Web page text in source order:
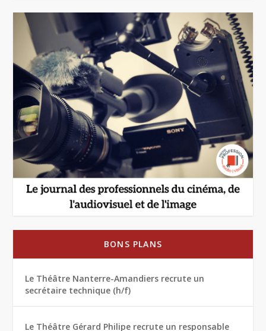
BONS PLANS
Le Théâtre Nanterre-Amandiers recrute un
secrétaire technique (h/f)
Le Théâtre Gérard Philipe recrute un responsable